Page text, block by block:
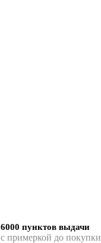
6000 пунктов выдачи
с примеркой до покупки